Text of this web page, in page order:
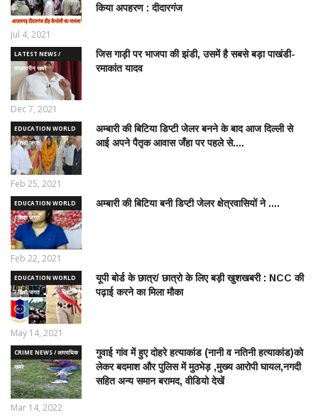
किया अपहरण : दीदारगंज
Jul 4, 2021
LATEST NEWS /
ताज़ातरीन खबरें
जिस गाड़ी पर भाजपा की झंडी, उसमें है सबसे बड़ा पाखंडी-
रमाकांत यादव
Dec 7, 2021
EDUCATION WORLD
/ शिक्षा जगत
अम्बारी की बिटिया डिप्टी जेलर बनने के बाद आज दिल्ली से
आई अपने पैतृक आवास जँहा पर पहले से....
Feb 25, 2021
EDUCATION WORLD
/ शिक्षा जगत
अम्बारी की बिटिया बनी डिप्टी जेलर क्षेत्रवासियों ने ....
Feb 22, 2021
EDUCATION WORLD
/ शिक्षा जगत
यूपी बोर्ड के छात्र/ छात्रो के लिए बड़ी खुशखबरी : NCC की
पढ़ाई करने का मिला मौका
May 14, 2021
CRIME NEWS / आपराधिक
ख़बरे
गुवाई गांव में हुए दोहरे हत्याकांड (नानी व नतिनी हत्याकांड)को
लेकर बदमाश और पुलिस में मुठभेड़ ,मुख्य आरोपी घायल,नगदी
सहित अन्य समान बरामद, वीडियो देखें
Mar 14, 2022